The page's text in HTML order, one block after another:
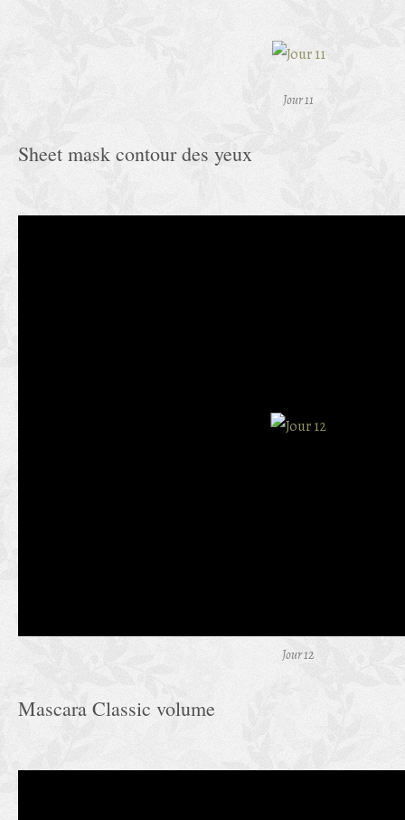
Jour 11
Sheet mask contour des yeux
Jour 12
Mascara Classic volume